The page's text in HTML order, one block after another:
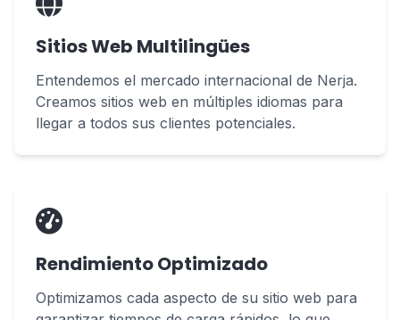
Sitios Web Multilingües
Entendemos el mercado internacional de Nerja.
Creamos sitios web en múltiples idiomas para
llegar a todos sus clientes potenciales.
Rendimiento Optimizado
Optimizamos cada aspecto de su sitio web para